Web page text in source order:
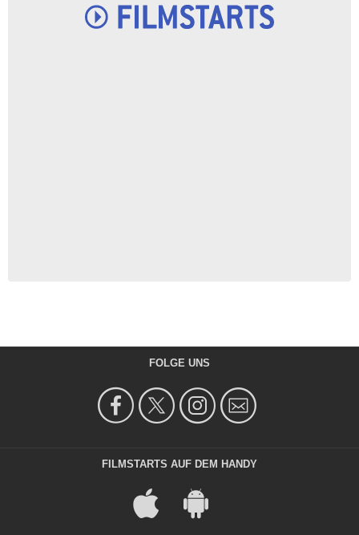
FOLGE UNS
FILMSTARTS AUF DEM HANDY